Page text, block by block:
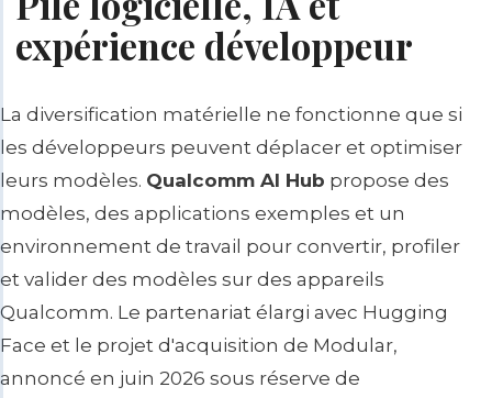
expérience développeur
La diversification matérielle ne fonctionne que si
les développeurs peuvent déplacer et optimiser
leurs modèles. Qualcomm AI Hub propose des
modèles, des applications exemples et un
environnement de travail pour convertir, profiler
et valider des modèles sur des appareils
Qualcomm. Le partenariat élargi avec Hugging
Face et le projet d'acquisition de Modular,
annoncé en juin 2026 sous réserve de